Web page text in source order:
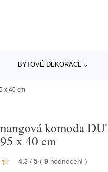
BYTOVÉ DEKORACE
x 40 cm
komoda
x 40 cm
4.3 / 5 ( 9 hodnocení)